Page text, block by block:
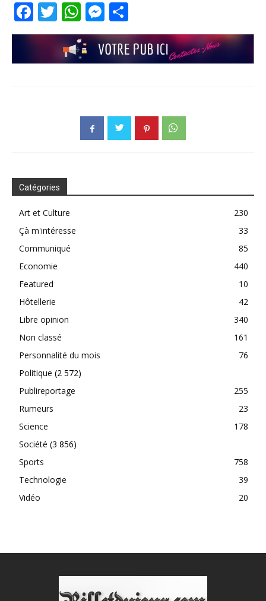
Facebook
TwitterWhatsApp
Messenger
Catégories
Art et Culture
230
Çà m'intéresse
33
Communiqué
85
Economie
440
Featured
10
Hôtellerie
42
Libre opinion
340
Non classé
161
Personnalité du mois
76
Politique (2 572)
Publireportage
255
Rumeurs
23
Science
178
Société (3 856)
Sports
758
Technologie
39
Vidéo
20